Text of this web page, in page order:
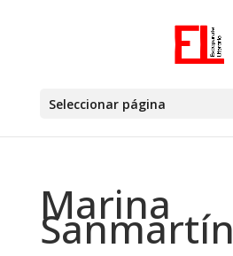
Seleccionar página
Marina
Sanmartín